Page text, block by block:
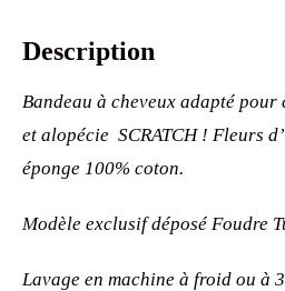
Description
Bandeau à cheveux adapté
et alopécie SCRATCH ! Fleurs
éponge 100% coton.
Modèle exclusif déposé Foudre
Lavage en machine à froid ou à